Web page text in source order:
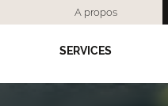
A propos
SERVICES